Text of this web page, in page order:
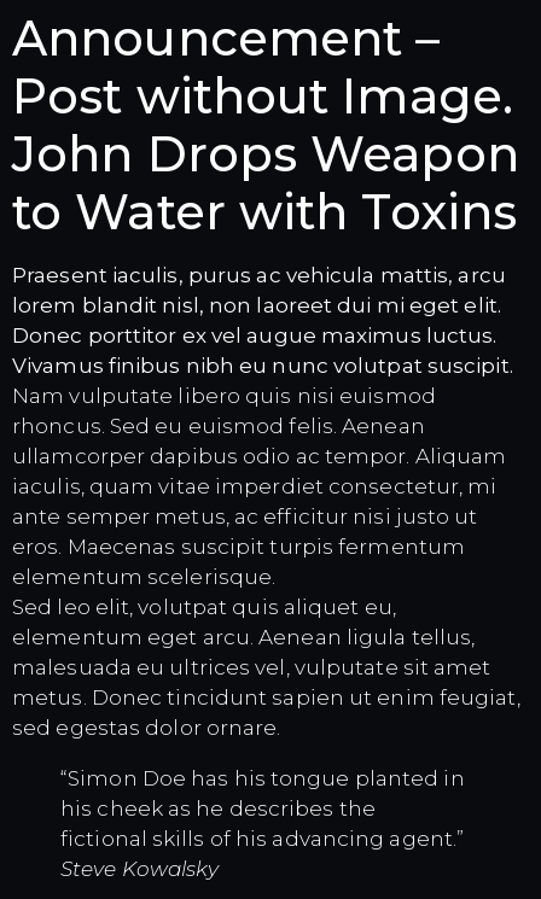
Announcement –
Post without Image.
John Drops Weapon
to Water with Toxins
Praesent iaculis, purus ac vehicula mattis, arcu
lorem blandit nisl, non laoreet dui mi eget elit.
Donec porttitor ex vel augue maximus luctus.
Vivamus finibus nibh eu nunc volutpat suscipit.
Nam vulputate libero quis nisi euismod
rhoncus. Sed eu euismod felis. Aenean
ullamcorper dapibus odio ac tempor. Aliquam
iaculis, quam vitae imperdiet consectetur, mi
ante semper metus, ac efficitur nisi justo ut
eros. Maecenas suscipit turpis fermentum
elementum scelerisque.
Sed leo elit, volutpat quis aliquet eu,
elementum eget arcu. Aenean ligula tellus,
malesuada eu ultrices vel, vulputate sit amet
metus. Donec tincidunt sapien ut enim feugiat,
sed egestas dolor ornare.
“Simon Doe has his tongue planted in
his cheek as he describes the
fictional skills of his advancing agent.”
Steve Kowalsky